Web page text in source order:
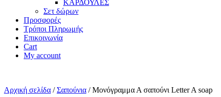
ΚΑΡΔΟΥΛΕΣ
Σετ δώρων
Προσφορές
Τρόποι Πληρωμής
Επικοινωνία
Cart
My account
Αρχική σελίδα /Σαπούνια / Μονόγραμμα Α σαπούνι Letter A soap